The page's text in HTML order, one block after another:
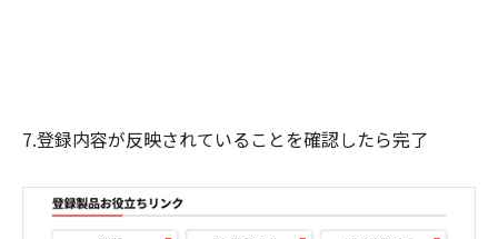
7.登録内容が反映されていることを確認したら完了